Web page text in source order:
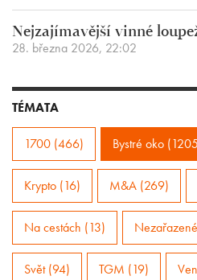
Nejzajímavější vinné
28. března 2026, 22:02
TÉMATA
1700 (466) Bystré oko
Krypto (16) M&A (269)
Na cestách (13)
Svět (94) TGM (19)